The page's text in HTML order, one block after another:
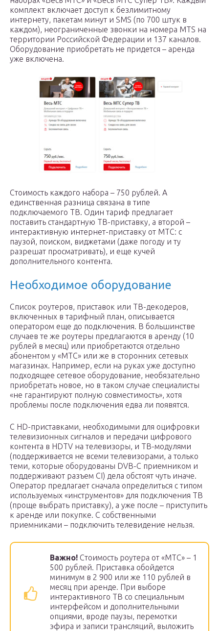
комплект включает доступ к безлимитному
интернету, пакетам минут и SMS (по 700 штук в
каждом), неограниченные звонки на номера MTS на
территории Российской Федерации и 137 каналов.
Оборудование приобретать не придется – аренда
уже включена.
Стоимость каждого набора – 750 рублей. А
единственная разница связана в типе
подключаемого ТВ. Один тариф предлагает
поставить стандартную ТВ-приставку, а второй –
интерактивную интернет-приставку от МТС: с
паузой, поиском, виджетами (даже погоду и ту
разрешат просматривать), и еще кучей
дополнительного контента.
Необходимое оборудование
Список роутеров, приставок или ТВ-декодеров,
включенных в тарифный план, описывается
оператором еще до подключения. В большинстве
случаев те же роутеры предлагаются в аренду (10
рублей в месяц) или приобретаются отдельно
абонентом у «МТС» или же в сторонних сетевых
магазинах. Например, если на руках уже доступно
подходящее сетевое оборудование, необязательно
приобретать новое, но в таком случае специалисты
«не гарантируют полную совместимость», хотя
проблемы после подключения едва ли появятся.
С HD-приставками, необходимыми для оцифровки
телевизионных сигналов и передачи цифрового
контента в HDTV на телевизоры, и ТВ-модулями
(поддерживается не всеми телевизорами, а только
теми, которые оборудованы DVB-C приемником и
поддерживают разъем CI) дела обстоят чуть иначе.
Оператор предлагает сначала определиться с типом
используемых «инструментов» для подключения ТВ
(проще выбрать приставку), а уже после – приступить
к аренде или покупке. С собственными
приемниками – подключить телевидение нельзя.
Важно! Стоимость роутера от «МТС» – 1
500 рублей. Приставка обойдется
минимум в 2 900 или же 110 рублей в
месяц при аренде. При выборе
интерактивного ТВ со специальным
интерфейсом и дополнительными
опциями, вроде паузы, перемотки
эфира и записи трансляций, выложить